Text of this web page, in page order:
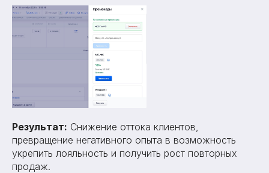
Результат: Снижение оттока клиентов,
превращение негативного опыта в возможность
укрепить лояльность и получить рост повторных
продаж.